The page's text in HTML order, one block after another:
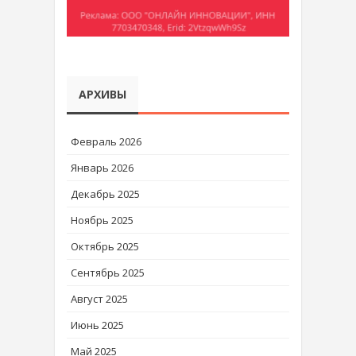
АРХИВЫ
Февраль 2026
Январь 2026
Декабрь 2025
Ноябрь 2025
Октябрь 2025
Сентябрь 2025
Август 2025
Июнь 2025
Май 2025